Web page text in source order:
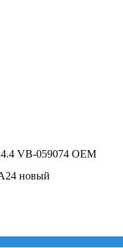
VB-059074 OEM
новый